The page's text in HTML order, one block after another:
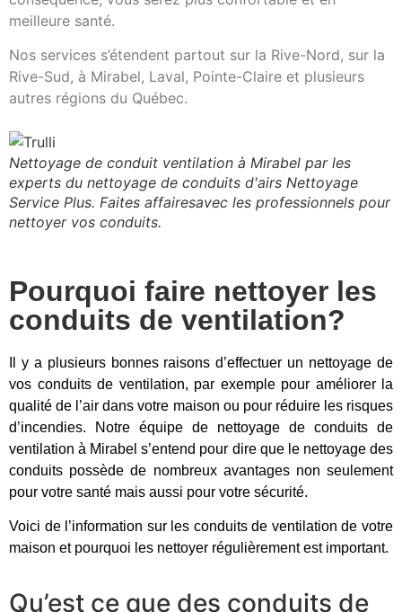
meilleure santé.
Nos services s’étendent partout sur la Rive-Nord, sur la
Rive-Sud, à Mirabel, Laval, Pointe-Claire et plusieurs
autres régions du Québec.
Nettoyage de conduit ventilation à Mirabel par les
experts du nettoyage de conduits d'airs Nettoyage
Service Plus. Faites affairesavec les professionnels pour
nettoyer vos conduits.
Pourquoi faire nettoyer les
conduits de ventilation?
Il y a plusieurs bonnes raisons d’effectuer un nettoyage de
vos conduits de ventilation, par exemple pour améliorer la
qualité de l’air dans votre maison ou pour réduire les risques
d’incendies. Notre équipe de nettoyage de conduits de
ventilation à Mirabel s’entend pour dire que le nettoyage des
conduits possède de nombreux avantages non seulement
pour votre santé mais aussi pour votre sécurité.
Voici de l’information sur les conduits de ventilation de votre
maison et pourquoi les nettoyer régulièrement est important.
Qu’est ce que des conduits de